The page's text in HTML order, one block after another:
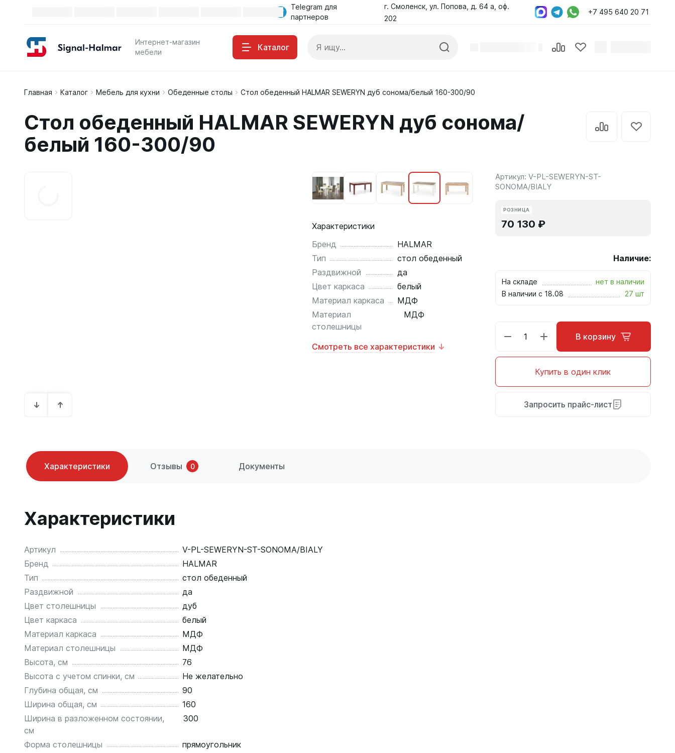
Telegram для
партнеров
г. Смоленск, ул. Попова, д. 64 а, оф.
202
+7 495 640 20 71
Интернет-магазин
мебели
Каталог
Главная Каталог Мебель для кухни Обеденные столы Стол обеденный HALMAR SEWERYN дуб сонома/белый 160-300/90
Стол обеденный HALMAR SEWERYN дуб сонома/
белый 160-300/90
Характеристики
Бренд
HALMAR
Тип
стол обеденный
Раздвижной
да
Цвет каркаса
белый
Материал каркаса
МДФ
Материал
столешницы
МДФ
Смотреть все характеристики
Артикул: V-PL-SEWERYN-ST-
SONOMA/BIALY
РОЗНИЦА
70 130 ₽
Наличие:
На складе
нет в наличии
В наличии с 18.08
27 шт
В корзину
Купить в один клик
Запросить прайс-лист
Характеристики Отзывы 0 Документы
Характеристики
Артикул
V-PL-SEWERYN-ST-SONOMA/BIALY
Бренд
HALMAR
Тип
стол обеденный
Раздвижной
да
Цвет столешницы
дуб
Цвет каркаса
белый
Материал каркаса
МДФ
Материал столешницы
МДФ
Высота, см
76
Высота с учетом спинки, см
Не желательно
Глубина общая, см
90
Ширина общая, см
160
Ширина в разложенном состоянии,
см
300
Форма столешницы
прямоугольник